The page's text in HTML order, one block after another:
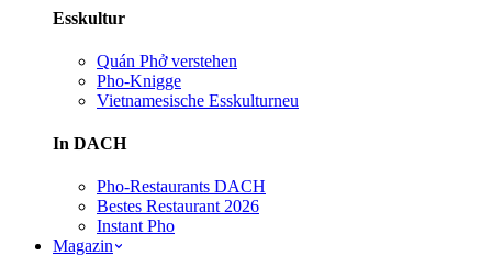
Esskultur
Quán Phở verstehen
Pho-Knigge
Vietnamesische Esskulturneu
In DACH
Pho-Restaurants DACH
Bestes Restaurant 2026
Instant Pho
Magazin